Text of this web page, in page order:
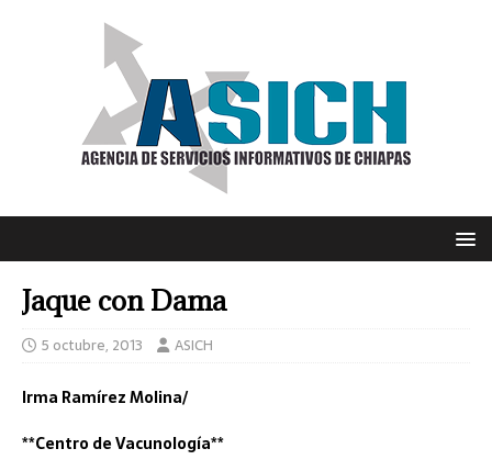
Jaque con Dama
5 octubre, 2013 ASICH
Irma Ramírez Molina/
**Centro de Vacunología**